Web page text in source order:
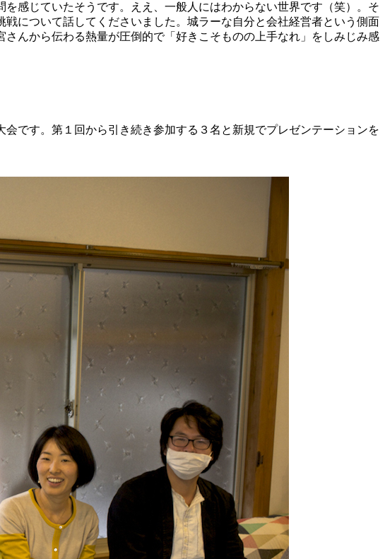
感じていたそうです。ええ、一般人にはわからない世界です（笑）。そ
について話してくださいました。城ラーな自分と会社経営者という側面
んから伝わる熱量が圧倒的で「好きこそものの上手なれ」をしみじみ感
です。第１回から引き続き参加する３名と新規でプレゼンテーションを